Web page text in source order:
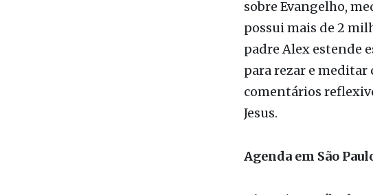
Desde 2012, ele
Meu Jesus”, que se
sobre Evangelho,
possui mais de 2
padre Alex estende
para rezar e meditar
Jesus.